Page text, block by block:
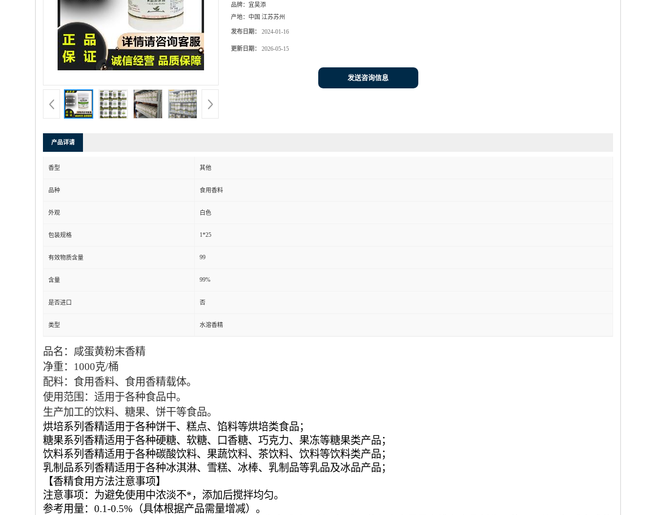
品牌： 宜昊添
产地： 中国 江苏苏州
发布日期： 2024-01-16
更新日期： 2026-05-15
发送咨询信息
产品详请
香型 其他
品种 食用香料
外观 白色
包装规格 1*25
有效物质含量 99
含量 99%
是否进口 否
类型 水溶香精
品名： 咸蛋黄粉末香精
净重：1000克/桶
配料：食用香料、食用香精载体。
使用范围：适用于各种食品中。
生产加工的饮料、糖果、饼干等食品。
烘培系列香精适用于各种饼干、糕点、馅料等烘培类食品；
糖果系列香精适用于各种硬糖、软糖、口香糖、巧克力、果冻等糖果类产品；
饮料系列香精适用于各种碳酸饮料、果蔬饮料、茶饮料、饮料等饮料类产品；
乳制品系列香精适用于各种冰淇淋、雪糕、冰棒、乳制品等乳品及冰品产品；
【香精食用方法注意事项】
注意事项：为避免使用中浓淡不*，添加后搅拌均匀。
参考用量：0.1-0.5%（具体根据产品需量增减）。